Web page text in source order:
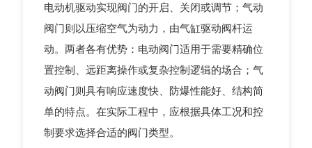
电动机驱动实现阀门的开启、关闭或调节；气动
阀门则以压缩空气为动力，由气缸驱动阀杆运
动。两者各有优势：电动阀门适用于需要精确位
置控制、远距离操作或复杂控制逻辑的场合；气
动阀门则具有响应速度快、防爆性能好、结构简
单的特点。在实际工程中，应根据具体工况和控
制要求选择合适的阀门类型。